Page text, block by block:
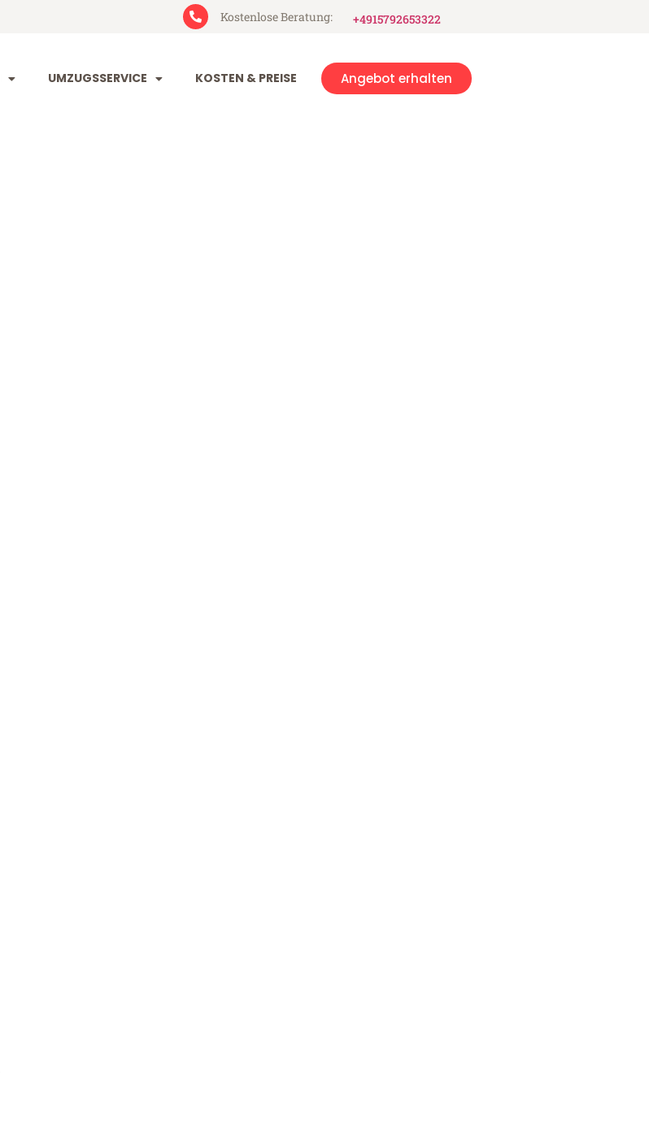
Kostenlose Beratung: +4915792653322
UMZUGSSERVICE KOSTEN & PREISE Angebot erhalten